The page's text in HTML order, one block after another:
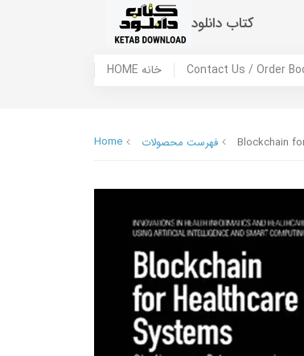
کتاب دانلود
HOME خانه
Home فهرست محصولات Blockchain